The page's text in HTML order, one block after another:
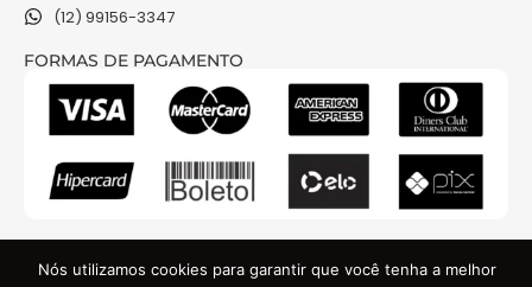
(12) 99156-3347
FORMAS DE PAGAMENTO
Nós utilizamos cookies para garantir que você tenha a melhor